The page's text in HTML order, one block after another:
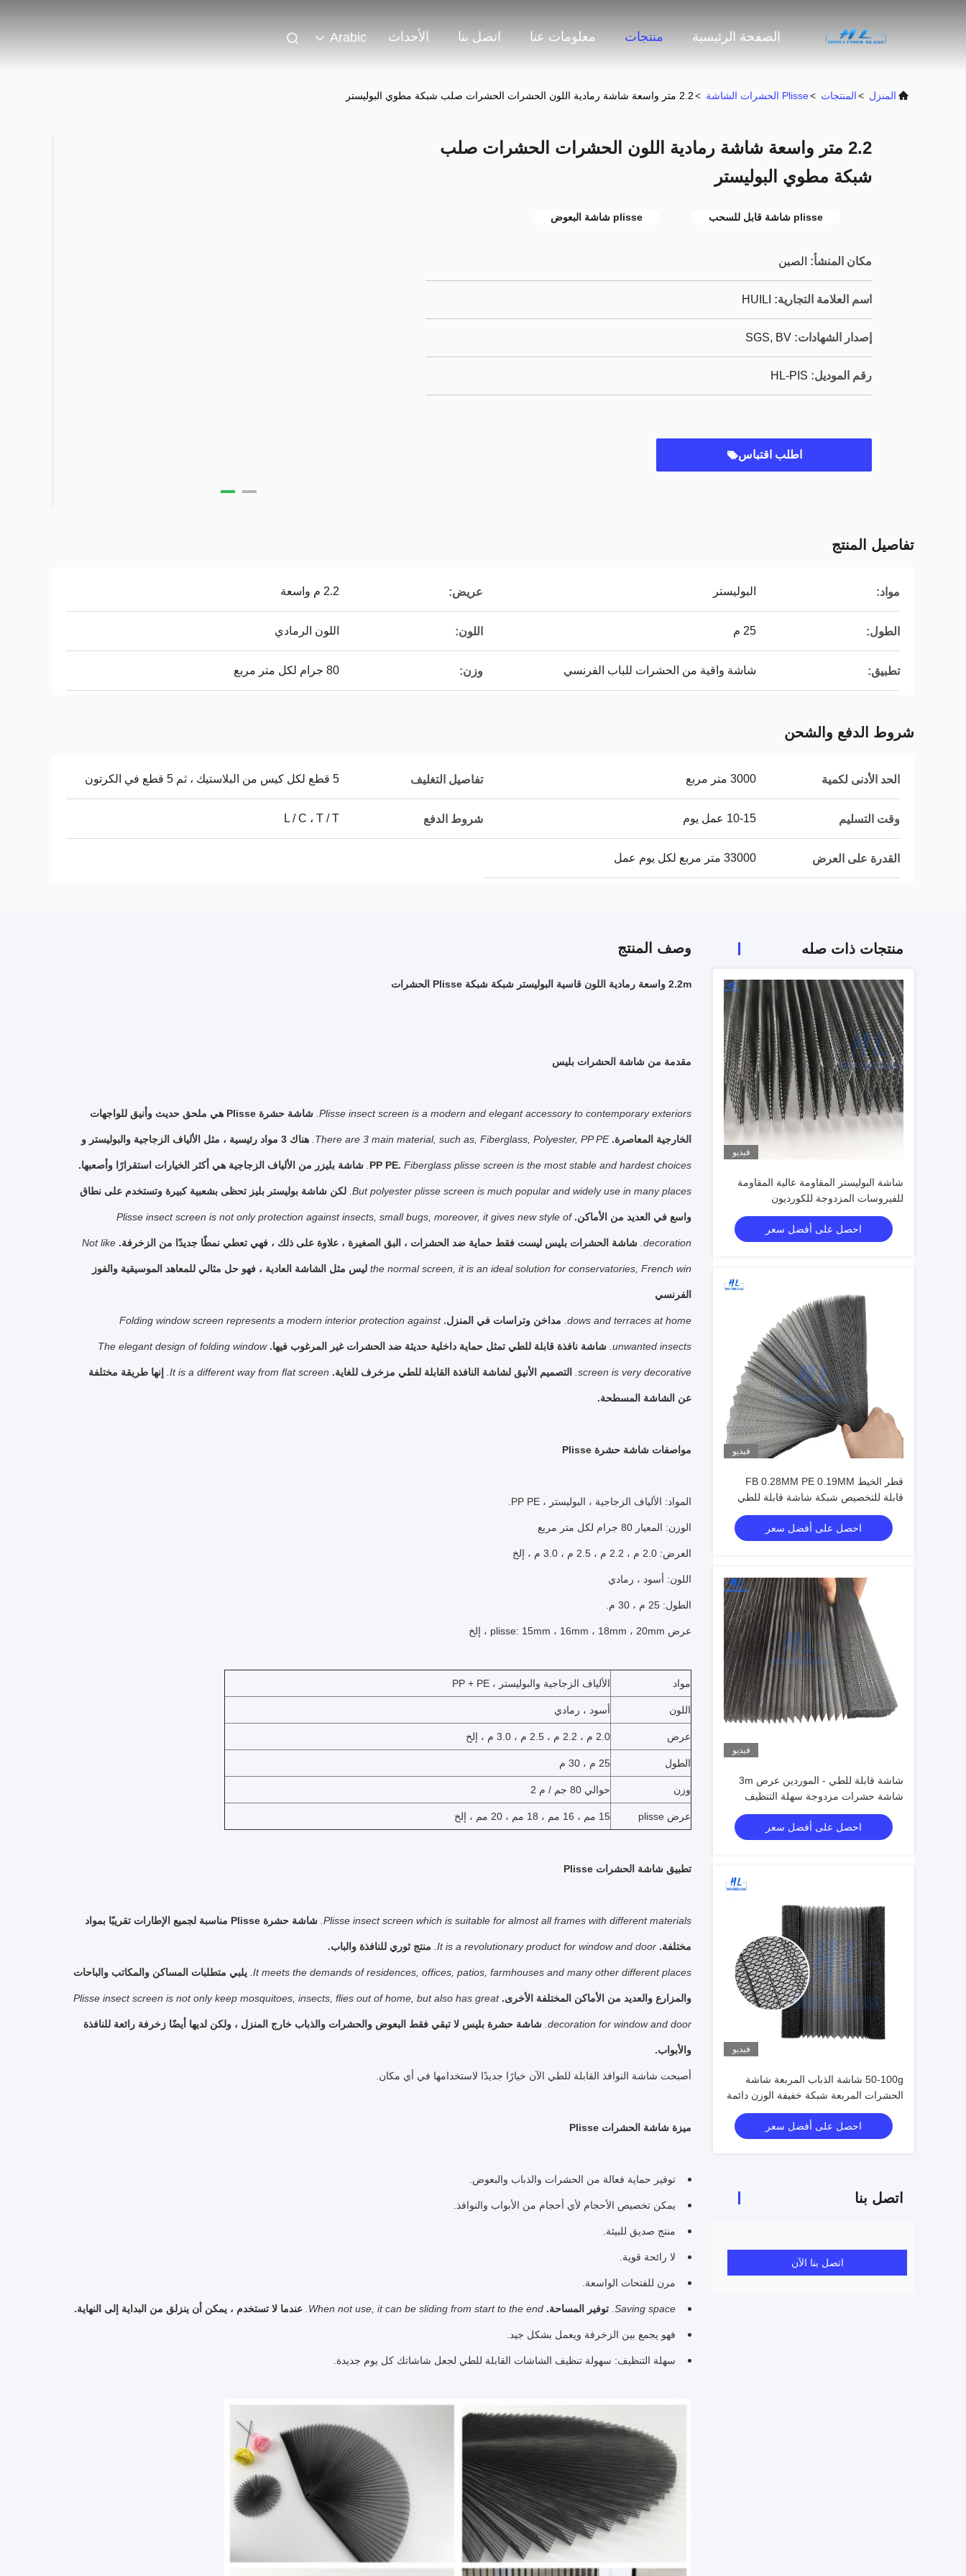
الصفحة الرئيسية منتجات معلومات عنا اتصل بنا الأحداث Arabic
المنزل >المنتجات >Plisse الحشرات الشاشة >2.2 متر واسعة شاشة رمادية اللون الحشرات الحشرات صلب شبكة مطوي البوليستر
2.2 متر واسعة شاشة رمادية اللون الحشرات الحشرات صلب
شبكة مطوي البوليستر
plisse شاشة قابل للسحب plisse شاشة البعوض
مكان المنشأ: الصين
اسم العلامة التجارية: HUILI
إصدار الشهادات: SGS, BV
رقم الموديل: HL-PIS
اطلب اقتباس
تفاصيل المنتج
مواد: البوليستر عريض: 2.2 م واسعة
الطول: 25 م اللون: اللون الرمادي
تطبيق: شاشة واقية من الحشرات للباب الفرنسي وزن: 80 جرام لكل متر مربع
شروط الدفع والشحن
الحد الأدنى لكمية 3000 متر مربع تفاصيل التغليف 5 قطع لكل كيس من البلاستيك ، ثم 5 قطع في الكرتون
وقت التسليم 10-15 عمل يوم شروط الدفع L / C ، T / T
القدرة على العرض 33000 متر مربع لكل يوم عمل
منتجات ذات صله
فيديو
شاشة البوليستر المقاومة عالية المقاومة
للفيروسات المزدوجة للكورديون
احصل على أفضل سعر
فيديو
قطر الخيط FB 0.28MM PE 0.19MM
قابلة للتخصيص شبكة شاشة قابلة للطي
مناسبة لفتح الأبواب وسهلة التثبيت
احصل على أفضل سعر
فيديو
شاشة قابلة للطي - الموردين عرض 3m
شاشة حشرات مزدوجة سهلة التنظيف
مصنوعة من مادة بوليستر بنسبة 100 في
المئة مناسبة للأبواب الداخلية
احصل على أفضل سعر
فيديو
50-100g شاشة الذباب المربعة شاشة
الحشرات المربعة شبكة خفيفة الوزن دائمة
لحماية أبواب النوافذ ضد الحشرات
احصل على أفضل سعر
اتصل بنا
اتصل بنا الآن
وصف المنتج
2.2m واسعة رمادية اللون قاسية البوليستر شبكة شبكة Plisse الحشرات
مقدمة من شاشة الحشرات بليس
Plisse insect screen is a modern and elegant accessory to contemporary exteriors. شاشة حشرة Plisse هي ملحق حديث وأنيق للواجهات
الخارجية المعاصرة. There are 3 main material, such as, Fiberglass, Polyester, PP PE. هناك 3 مواد رئيسية ، مثل الألياف الزجاجية والبوليستر و
PP PE. Fiberglass plisse screen is the most stable and hardest choices. شاشة بليزر من الألياف الزجاجية هي أكثر الخيارات استقرارًا وأصعبها.
But polyester plisse screen is much popular and widely use in many places. لكن شاشة بوليستر بليز تحظى بشعبية كبيرة وتستخدم على نطاق
واسع في العديد من الأماكن. Plisse insect screen is not only protection against insects, small bugs, moreover, it gives new style of
decoration. شاشة الحشرات بليس ليست فقط حماية ضد الحشرات ، البق الصغيرة ، علاوة على ذلك ، فهي تعطي نمطًا جديدًا من الزخرفة. Not like
the normal screen, it is an ideal solution for conservatories, French win ليس مثل الشاشة العادية ، فهو حل مثالي للمعاهد الموسيقية والفوز
الفرنسي
dows and terraces at home. مداخن وتراسات في المنزل. Folding window screen represents a modern interior protection against
unwanted insects. شاشة نافذة قابلة للطي تمثل حماية داخلية حديثة ضد الحشرات غير المرغوب فيها. The elegant design of folding window
screen is very decorative. التصميم الأنيق لشاشة النافذة القابلة للطي مزخرف للغاية. It is a different way from flat screen. إنها طريقة مختلفة
عن الشاشة المسطحة.
مواصفات شاشة حشرة Plisse
المواد: الألياف الزجاجية ، البوليستر ، PP PE.
الوزن: المعيار 80 جرام لكل متر مربع
العرض: 2.0 م ، 2.2 م ، 2.5 م ، 3.0 م ، إلخ
اللون: أسود ، رمادي
الطول: 25 م ، 30 م.
عرض plisse: 15mm ، 16mm ، 18mm ، 20mm ، إلخ
مواد الألياف الزجاجية والبوليستر ، PP + PE
اللون أسود ، رمادي
عرض 2.0 م ، 2.2 م ، 2.5 م ، 3.0 م ، إلخ
الطول 25 م ، 30 م
وزن حوالي 80 جم / م 2
عرض plisse 15 مم ، 16 مم ، 18 مم ، 20 مم ، إلخ
تطبيق شاشة الحشرات Plisse
Plisse insect screen which is suitable for almost all frames with different materials. شاشة حشرة Plisse مناسبة لجميع الإطارات تقريبًا بمواد
مختلفة. It is a revolutionary product for window and door. منتج ثوري للنافذة والباب.
It meets the demands of residences, offices, patios, farmhouses and many other different places. يلبي متطلبات المساكن والمكاتب والباحات
والمزارع والعديد من الأماكن المختلفة الأخرى. Plisse insect screen is not only keep mosquitoes, insects, flies out of home, but also has great
decoration for window and door. شاشة حشرة بليس لا تبقي فقط البعوض والحشرات والذباب خارج المنزل ، ولكن لديها أيضًا زخرفة رائعة للنافذة
والأبواب.
أصبحت شاشة النوافذ القابلة للطي الآن خيارًا جديدًا لاستخدامها في أي مكان.
ميزة شاشة الحشرات Plisse
توفير حماية فعالة من الحشرات والذباب والبعوض.
يمكن تخصيص الأحجام لأي أحجام من الأبواب والنوافذ.
منتج صديق للبيئة.
لا رائحة قوية.
مرن للفتحات الواسعة.
Saving space. توفير المساحة. When not use, it can be sliding from start to the end. عندما لا تستخدم ، يمكن أن ينزلق من البداية إلى النهاية.
فهو يجمع بين الزخرفة ويعمل بشكل جيد.
سهلة التنظيف: سهولة تنظيف الشاشات القابلة للطي لجعل شاشاتك كل يوم جديدة.